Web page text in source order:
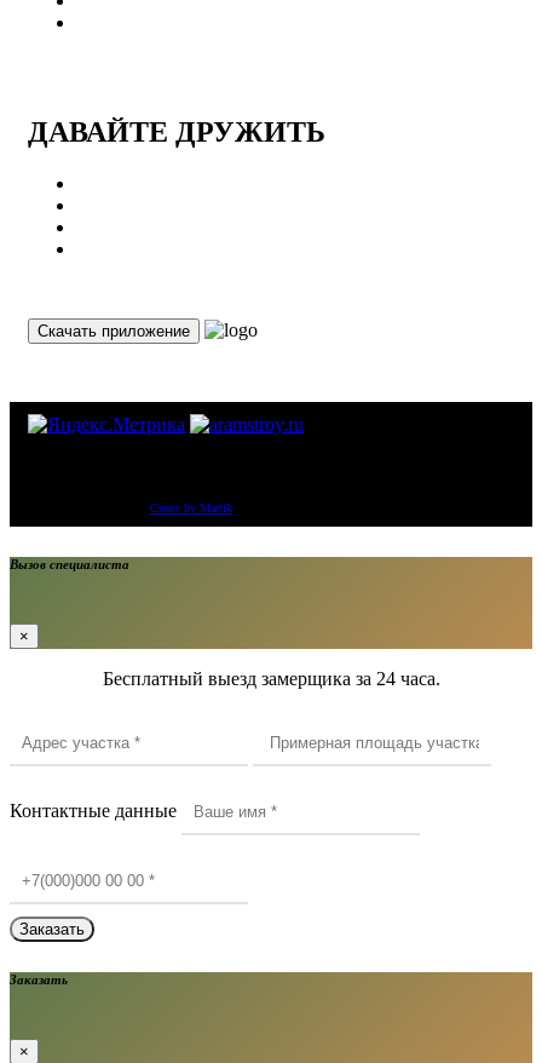
ДАВАЙТЕ ДРУЖИТЬ
Скачать приложение
Create by Martik
Вызов специалиста
×
Бесплатный выезд замерщика за 24 часа.
Контактные данные
Заказать
×